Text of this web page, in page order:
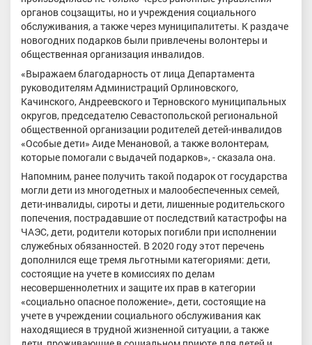
органов соцзащиты, но и учреждения социального
обслуживания, а также через муниципалитеты. К раздаче
новогодних подарков были привлечены волонтеры и
общественная организация инвалидов.
«Выражаем благодарность от лица Департамента
руководителям Администраций Орлиновского,
Качинского, Андреевского и Терновского муниципальных
округов, председателю Севастопольской региональной
общественной организации родителей детей-инвалидов
«Особые дети» Аиде Менановой, а также волонтерам,
которые помогали с выдачей подарков», - сказала она.
Напомним, ранее получить такой подарок от государства
могли дети из многодетных и малообеспеченных семей,
дети-инвалиды, сироты и дети, лишенные родительского
попечения, пострадавшие от последствий катастрофы на
ЧАЭС, дети, родители которых погибли при исполнении
служебных обязанностей. В 2020 году этот перечень
дополнился еще тремя льготными категориями: дети,
состоящие на учете в комиссиях по делам
несовершеннолетних и защите их прав в категории
«социально опасное положение», дети, состоящие на
учете в учреждении социального обслуживания как
находящиеся в трудной жизненной ситуации, а также